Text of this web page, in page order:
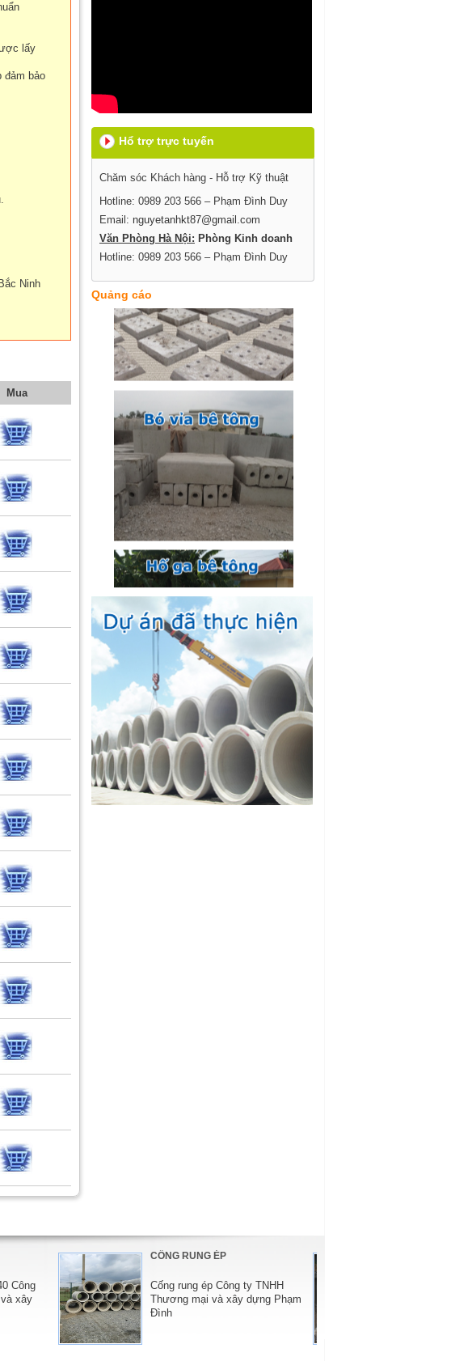
lấy
đảm bảo
Ninh
Mua
Hổ trợ trực tuyến
Chăm sóc Khách hàng - Hỗ trợ Kỹ thuật
Hotline: 0989 203 566 – Phạm Đình Duy
Email: nguyetanhkt87@gmail.com
Văn Phòng Hà Nội: Phòng Kinh doanh
Hotline: 0989 203 566 – Phạm Đình Duy
Quảng cáo
Công
xây
CỐNG RUNG ÉP
Cống rung ép Công ty TNHH
Thương mại và xây dựng Phạm
Đình